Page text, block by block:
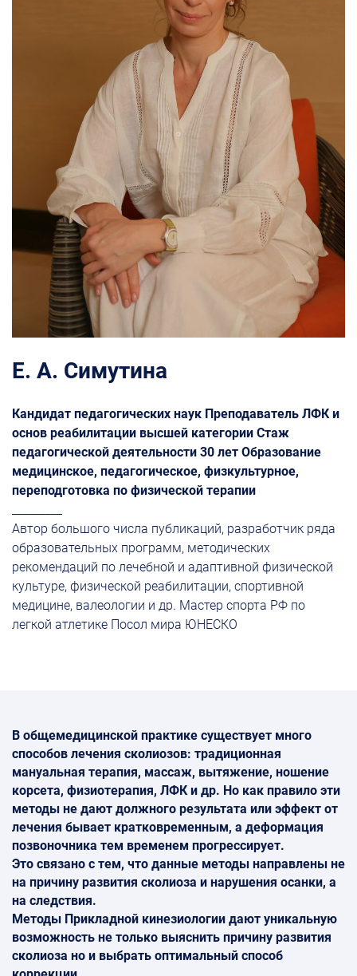
Е. А. Симутина
Кандидат педагогических наук Преподаватель ЛФК и
основ реабилитации высшей категории Стаж
педагогической деятельности 30 лет Образование
медицинское, педагогическое, физкультурное,
переподготовка по физической терапии
Автор большого числа публикаций, разработчик ряда
образовательных программ, методических
рекомендаций по лечебной и адаптивной физической
культуре, физической реабилитации, спортивной
медицине, валеологии и др. Мастер спорта РФ по
легкой атлетике Посол мира ЮНЕСКО
В общемедицинской практике существует много
способов лечения сколиозов: традиционная
мануальная терапия, массаж, вытяжение, ношение
корсета, физиотерапия, ЛФК и др. Но как правило эти
методы не дают должного результата или эффект от
лечения бывает кратковременным, а деформация
позвоночника тем временем прогрессирует.
Это связано с тем, что данные методы направлены не
на причину развития сколиоза и нарушения осанки, а
на следствия.
Методы Прикладной кинезиологии дают уникальную
возможность не только выяснить причину развития
сколиоза но и выбрать оптимальный способ